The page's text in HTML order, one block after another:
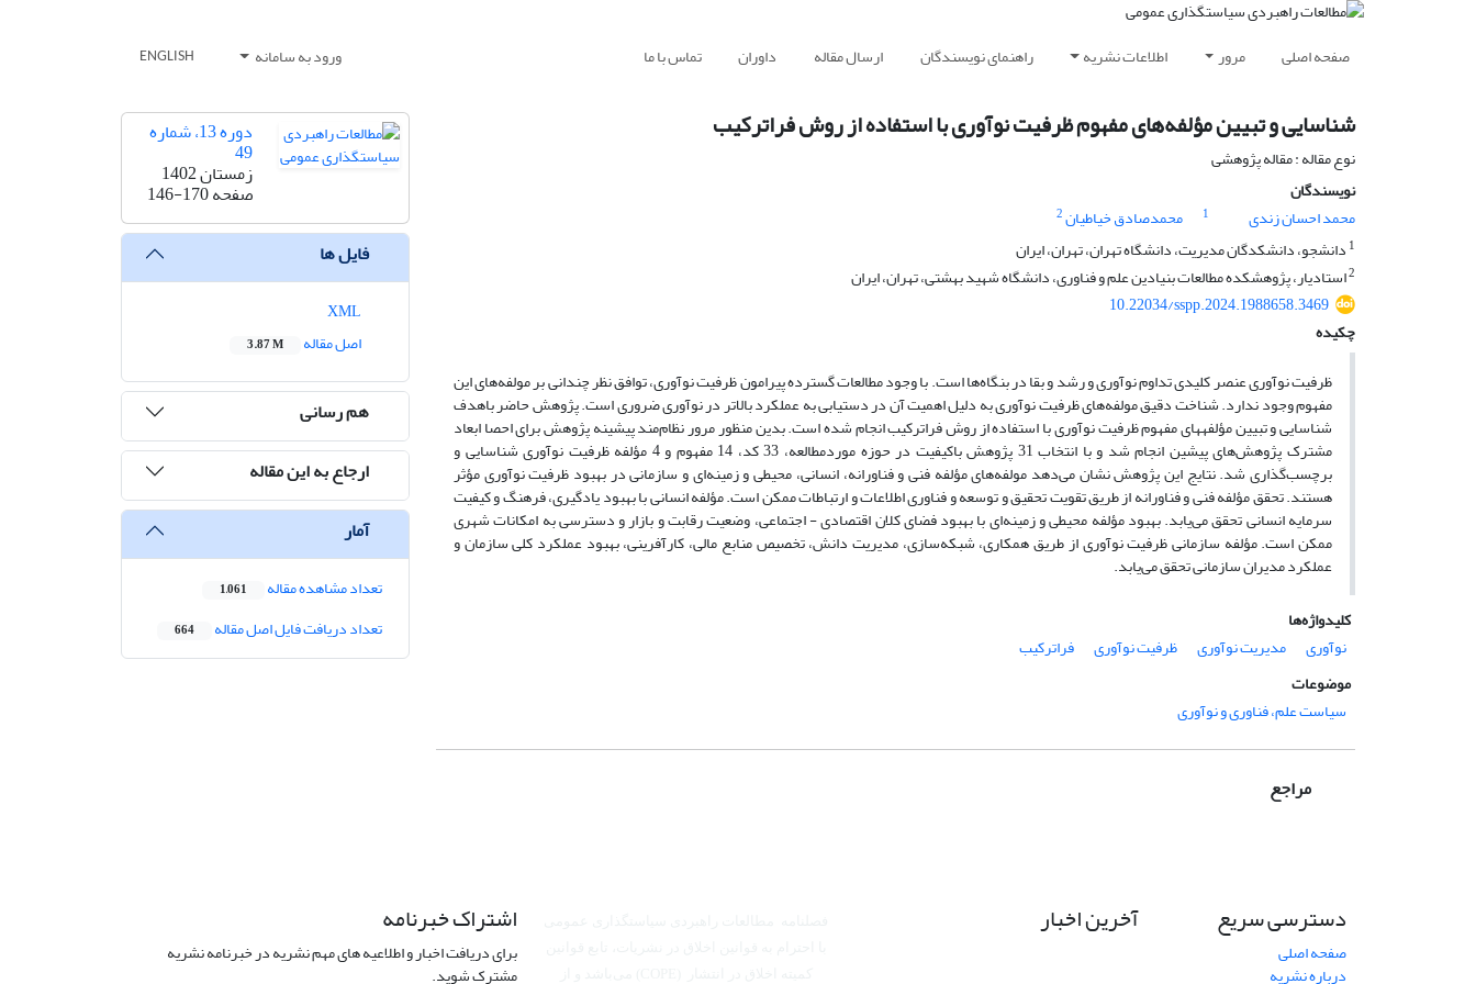
صفحه اصلی مرور اطلاعات نشریه راهنمای نویسندگان ارسال مقاله داوران تماس با ما ورود به سامانه ENGLISH
شناسایی و تبیین مؤلفه‌های مفهوم ظرفیت نوآوری با استفاده از روش فراترکیب
نوع مقاله : مقاله پژوهشی
نویسندگان
محمد احسان زندی
1 محمدصادق خیاطیان2
1 دانشجو، دانشکدگان مدیریت، دانشگاه تهران، تهران، ایران
2استادیار، پژوهشکده مطالعات بنیادین علم و فناوری، دانشگاه شهید بهشتی، تهران، ایران
10.22034/sspp.2024.1988658.3469
چکیده
ظرفیت نوآوری عنصر کلیدی تداوم نوآوری و رشد و بقا در بنگاه‌ها است. با وجود مطالعات گسترده پیرامون ظرفیت نوآوری، توافق نظر چندانی بر مولفه‌های این
مفهوم وجود ندارد. شناخت دقیق مولفه‌های ظرفیت نوآوری به دلیل اهمیت آن در دستیابی به عملکرد بالاتر در نوآوری ضروری است. پژوهش حاضر باهدف
شناسایی و تبیین مؤلفه‎های مفهوم ظرفیت نوآوری با استفاده از روش فراترکیب انجام شده است. بدین منظور مرور نظام‌مند پیشینه پژوهش برای احصا ابعاد
مشترک پژوهش‌های پیشین انجام شد و با انتخاب 31 پژوهش باکیفیت در حوزه موردمطالعه، 33 کد، 14 مفهوم و 4 مؤلفه ظرفیت نوآوری شناسایی و
برچسب‌گذاری شد. نتایج این پژوهش نشان می‌دهد مولفه‌های مؤلفه فنی و فناورانه، انسانی، محیطی و زمینه‌ای و سازمانی در بهبود ظرفیت نوآوری مؤثر
هستند. تحقق مؤلفه فنی و فناورانه از طریق تقویت تحقیق و توسعه و فناوری اطلاعات و ارتباطات ممکن است. مؤلفه انسانی با بهبود یادگیری، فرهنگ و کیفیت
سرمایه انسانی تحقق می‌یابد. بهبود مؤلفه محیطی و زمینه‌ای با بهبود فضای کلان اقتصادی - اجتماعی، وضعیت رقابت و بازار و دسترسی به امکانات شهری
ممکن است. مؤلفه سازمانی ظرفیت نوآوری از طریق همکاری، شبکه‌سازی، مدیریت دانش، تخصیص منابع مالی، کارآفرینی، بهبود عملکرد کلی سازمان و
عملکرد مدیران سازمانی تحقق می‌یابد.
کلیدواژه‌ها
نوآوری
مدیریت نوآوری ظرفیت نوآوری
فراترکیب
موضوعات
سیاست علم، فناوری و نوآوری
مراجع
دوره 13، شماره
49
زمستان 1402
صفحه146-170
فایل ها
اصل مقاله
3.87 M
هم رسانی
ارجاع به این مقاله
آمار
تعداد مشاهده مقاله 1,061
تعداد دریافت فایل اصل مقاله 664
دسترسی سریع
صفحه اصلی
درباره نشریه
آخرین اخبار اشتراک خبرنامه
برای دریافت اخبار و اطلاعیه های مهم نشریه در خبرنامه نشریه
مشترک شوید.